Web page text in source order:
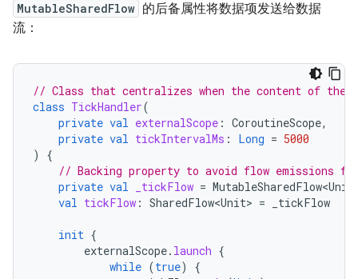
MutableSharedFlow 的后备属性将数据项发送给数据
流：
// Class that centralizes when the content of the
class TickHandler(
private val externalScope : CoroutineScope,
private val tickIntervalMs : Long = 5000
)
{
// Backing property to avoid flow emissions
private val _tickFlow =
val tickFlow : SharedFlow<Unit> = _tickFlow
init {
externalScope. launch {
while (true)
{